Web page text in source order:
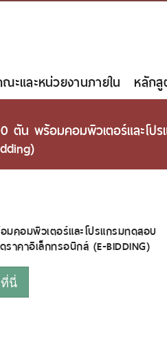
ะและหน่วยงานภายใน หลัก
ตัน พร้อมคอมพิวเตอร์และโป
คอมพิวเตอร์และโปรแกรมทดสอบ
าคาอิเล็กทรอนิกส์ (E-BIDDING)
นี่